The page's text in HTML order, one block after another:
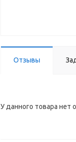
Отзывы
У данного товара нет